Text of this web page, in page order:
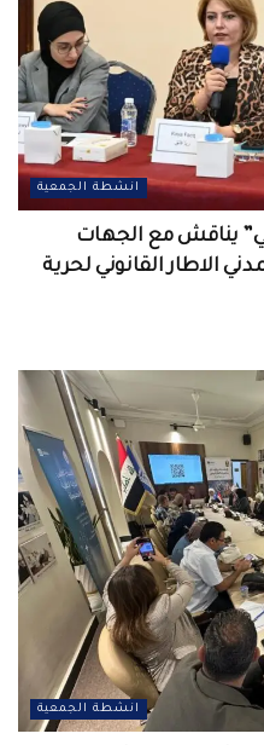
انشطة الجمعية
يناقش مع الجهات
الاطار القانوني لحرية
انشطة الجمعية